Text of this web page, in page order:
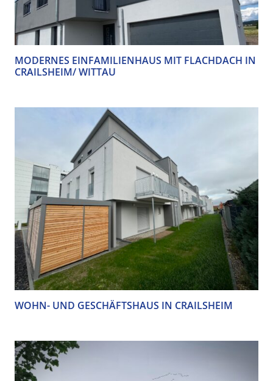
MODERNES EINFAMILIENHAUS MIT FLACHDACH IN
CRAILSHEIM/ WITTAU
WOHN- UND GESCHÄFTSHAUS IN CRAILSHEIM